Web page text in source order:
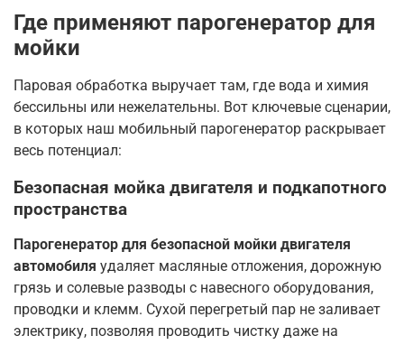
Где применяют парогенератор для
мойки
Паровая обработка выручает там, где вода и химия
бессильны или нежелательны. Вот ключевые сценарии,
в которых наш мобильный парогенератор раскрывает
весь потенциал:
Безопасная мойка двигателя и подкапотного
пространства
Парогенератор для безопасной мойки двигателя
автомобиля удаляет масляные отложения, дорожную
грязь и солевые разводы с навесного оборудования,
проводки и клемм. Сухой перегретый пар не заливает
электрику, позволяя проводить чистку даже на